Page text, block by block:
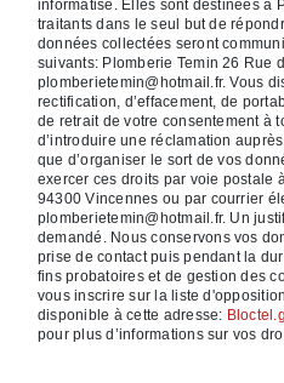
informatisé. Elles sont destinées à
traitants dans le seul but de
données collectées seront
suivants: Plomberie Temin 26 Rue
plomberietemin@hotmail.fr. Vous
rectification, d’effacement, de
de retrait de votre consentement à
d’introduire une réclamation
que d’organiser le sort de vos
exercer ces droits par voie postale
94300 Vincennes ou par courrier
plomberietemin@hotmail.fr. Un
demandé. Nous conservons vos
prise de contact puis pendant la
fins probatoires et de gestion des
vous inscrire sur la liste
disponible à cette adresse:
pour plus d’informations sur vos